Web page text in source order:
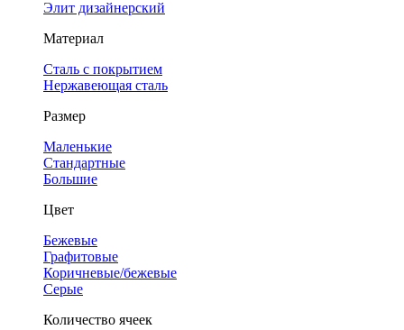
Элит дизайнерский
Материал
Сталь с покрытием
Нержавеющая сталь
Размер
Маленькие
Стандартные
Большие
Цвет
Бежевые
Графитовые
Коричневые/бежевые
Серые
Количество ячеек